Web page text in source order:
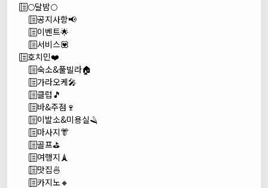
🌕달밤🌕
공지사항📢
이벤트🌟
서비스💟
호치민❤️
숙소&풀빌라🏠
가라오케🎤
클럽🎵
바&주점🍷
이발소&미용실🪒
마사지👘
골프⛳
여행지🗼
맛집🍜
카지노🔸